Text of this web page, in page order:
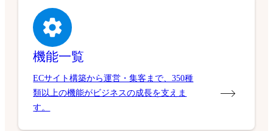
機能一覧
ECサイト構築から運営・集客まで、350種
類以上の機能がビジネスの成長を支えま
す。